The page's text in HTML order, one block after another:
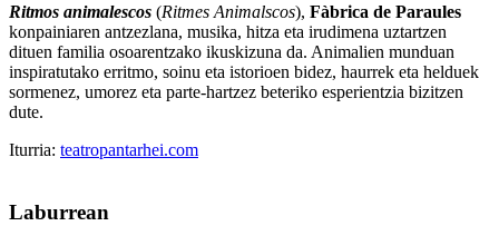
Ritmos animalescos (Ritmes Animalscos), Fàbrica de Paraules
konpainiaren antzezlana, musika, hitza eta irudimena uztartzen
dituen familia osoarentzako ikuskizuna da. Animalien munduan
inspiratutako erritmo, soinu eta istorioen bidez, haurrek eta helduek
sormenez, umorez eta parte-hartzez beteriko esperientzia bizitzen
dute.
Iturria: teatropantarhei.com
Laburrean